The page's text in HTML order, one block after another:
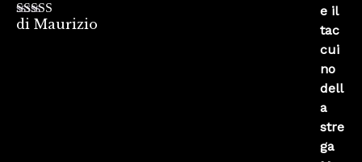
Valutato4
di Maurizio